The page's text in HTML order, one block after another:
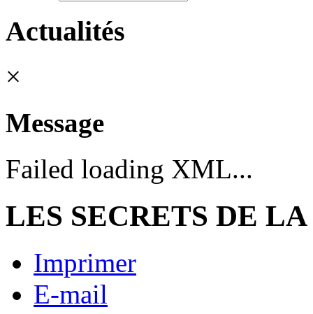
Actualités
×
Message
Failed loading XML...
LES SECRETS DE
Imprimer
E-mail